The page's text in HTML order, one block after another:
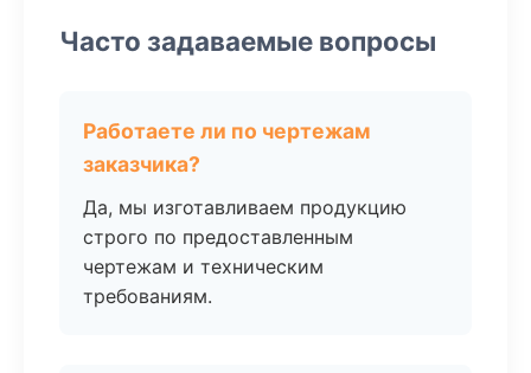
Часто задаваемые вопросы
Работаете ли по чертежам
заказчика?
Да, мы изготавливаем продукцию
строго по предоставленным
чертежам и техническим
требованиям.